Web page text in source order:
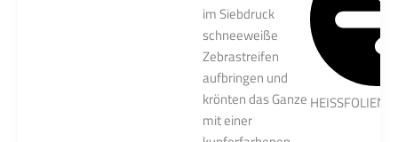
im Siebdruck
schneeweiße
Zebrastreifen
aufbringen und
krönten das Ganze
mit einer